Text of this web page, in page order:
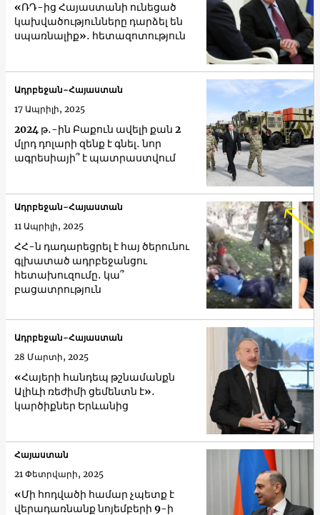
«ՌԴ-ից Հայաստանի ունեցած
կախվածությունները դարձել են
սպառնալիք»․ հետազոտություն
2024 թ․-ին Բաքուն ավելի քան 2
մլրդ դոլարի զենք է գնել․ նոր
ագրեսիայի՞ է պատրաստվում
Ադրբեջան-Հայաստան
17 Ապրիլի, 2025
ՀՀ-ն դադարեցրել է հայ ծերունու
գլխատած ադրբեջանցու
հետախուզումը․ կա՞
բացատրություն
Ադրբեջան-Հայաստան
11 Ապրիլի, 2025
«Հայերի հանդեպ թշնամանքն
Ալիևի ռեժիմի ցեմենտն է»․
կարծիքներ Երևանից
Ադրբեջան-Հայաստան
28 Մարտի, 2025
«Մի հոդվածի համար չպետք է
վերադառնանք նոյեմբերի 9-ի
Հայաստան
21 Փետրվարի, 2025